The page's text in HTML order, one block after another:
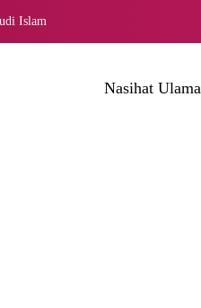
Islam
Nasihat Ulama